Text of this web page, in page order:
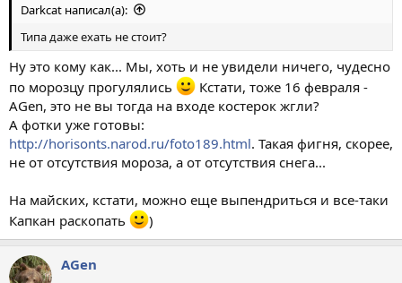
Darkcat написал(а):
Типа даже ехать не стоит?
Ну это кому как... Мы, хоть и не увидели ничего, чудесно
по морозцу прогулялись
Кстати, тоже 16 февраля -
AGen, это не вы тогда на входе костерок жгли?
А фотки уже готовы:
http://horisonts.narod.ru/foto189.html. Такая фигня, скорее,
не от отсутствия мороза, а от отсутствия снега...
На майских, кстати, можно еще выпендриться и все-таки
Капкан раскопать
)
AGen